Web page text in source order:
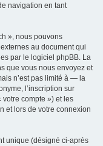
navigation en tant
», nous pouvons
au document qui
par le logiciel phpBB. La
que vous nous envoyez et
n’est pas limité à — la
l’inscription sur
compte ») et les
et lors de votre connexion
unique (désigné ci-après